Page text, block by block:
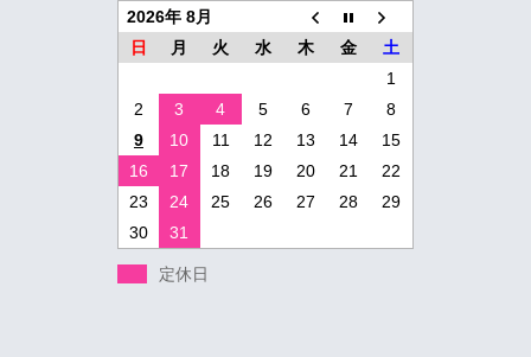
2026年 8月
日
月 火 水 木 金
土
1
2
3 4 5 6 7
8
9
10 11 12 13 14
15
16
17 18 19 20 21
22
23
24 25 26 27 28
29
30
31
定休日